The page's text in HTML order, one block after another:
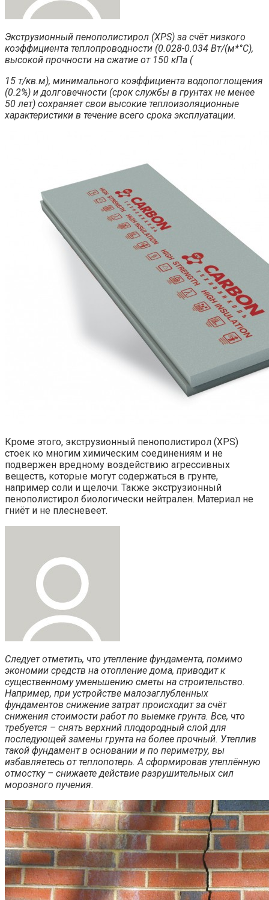
Экструзионный пенополистирол (XPS) за счёт низкого
коэффициента теплопроводности (0.028-0.034 Вт/(м*°С),
высокой прочности на сжатие от 150 кПа (
15 т/кв.м), минимального коэффициента водопоглощения
(0.2%) и долговечности (срок службы в грунтах не менее
50 лет) сохраняет свои высокие теплоизоляционные
характеристики в течение всего срока эксплуатации.
Кроме этого, экструзионный пенополистирол (XPS)
стоек ко многим химическим соединениям и не
подвержен вредному воздействию агрессивных
веществ, которые могут содержаться в грунте,
например соли и щелочи. Также экструзионный
пенополистирол биологически нейтрален. Материал не
гниёт и не плесневеет.
Следует отметить, что утепление фундамента, помимо
экономии средств на отопление дома, приводит к
существенному уменьшению сметы на строительство.
Например, при устройстве малозаглубленных
фундаментов снижение затрат происходит за счёт
снижения стоимости работ по выемке грунта. Все, что
требуется – снять верхний плодородный слой для
последующей замены грунта на более прочный. Утеплив
такой фундамент в основании и по периметру, вы
избавляетесь от теплопотерь. А сформировав утеплённую
отмостку – снижаете действие разрушительных сил
морозного пучения.